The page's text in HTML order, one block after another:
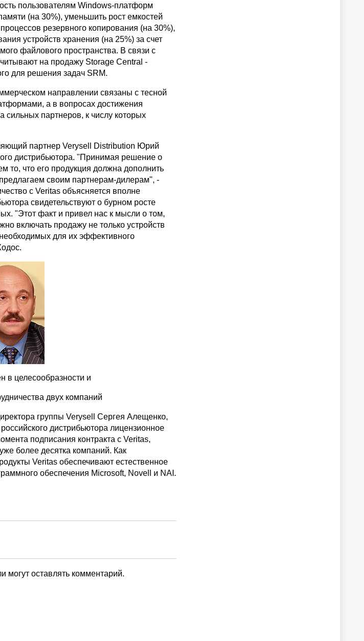
пользователям Windows-платформ
(на 30%), уменьшить рост емкостей
резервного копирования (на 30%),
устройств хранения (на 25%) за счет
файлового пространства. В связи с
на продажу Storage Central -
для решения задач SRM.
направлении связаны с тесной
а в вопросах достижения
сильных партнеров, к числу которых
партнер Verysell Distribution Юрий
дистрибьютора. "Принимая решение о
то, что его продукция должна дополнить
своим партнерам-дилерам", -
с Veritas объясняется вполне
свидетельствуют о бурном росте
"Этот факт и привел нас к мысли о том,
включать продажу не только устройств
для их эффективного
в целесообразности и
двух компаний
группы Verysell Сергея Алещенко,
дистрибьютора лицензионное
подписания контракта с Veritas,
более десятка компаний. Как
Veritas обеспечивают естественное
обеспечения Microsoft, Novell и NAI.
могут оставлять комментарий.